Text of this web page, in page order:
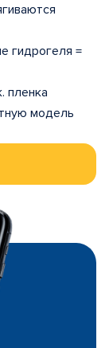
гидрогеля =
пленка
модель